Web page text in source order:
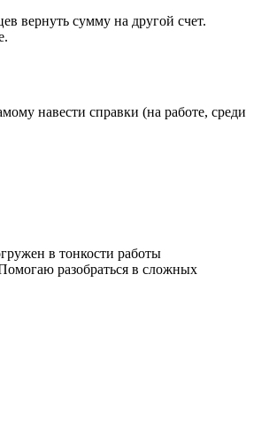
вернуть сумму на другой счет.
навести справки (на работе, среди
в тонкости работы
разобраться в сложных